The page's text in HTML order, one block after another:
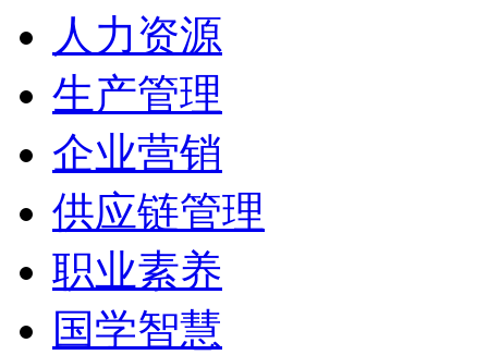
人力资源
生产管理
企业营销
供应链管理
职业素养
国学智慧